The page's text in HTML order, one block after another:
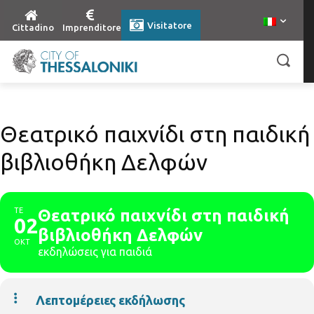
Cittadino Imprenditore Visitatore
Θεατρικό παιχνίδι στη παιδική
βιβλιοθήκη Δελφών
ΤΕ
02
ΟΚΤ
Θεατρικό παιχνίδι στη παιδική
βιβλιοθήκη Δελφών
εκδηλώσεις για παιδιά
Λεπτομέρειες εκδήλωσης